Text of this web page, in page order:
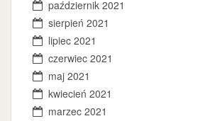
październik 2021
sierpień 2021
lipiec 2021
czerwiec 2021
maj 2021
kwiecień 2021
marzec 2021